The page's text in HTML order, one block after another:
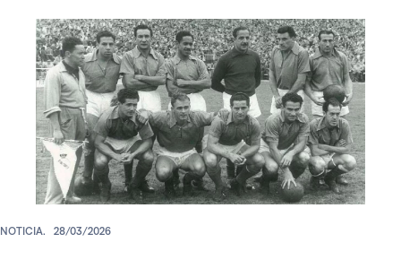
NOTICIA. 28/03/2026